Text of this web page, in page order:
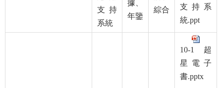
支持
系統
據、
年鑒
綜合
支持系
統.ppt
10-1 超
星電子
書.pptx